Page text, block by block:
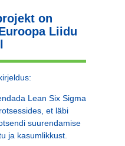
on
Liidu
Lean Six Sigma
et läbi
suurendamise
ja kasumlikkust.